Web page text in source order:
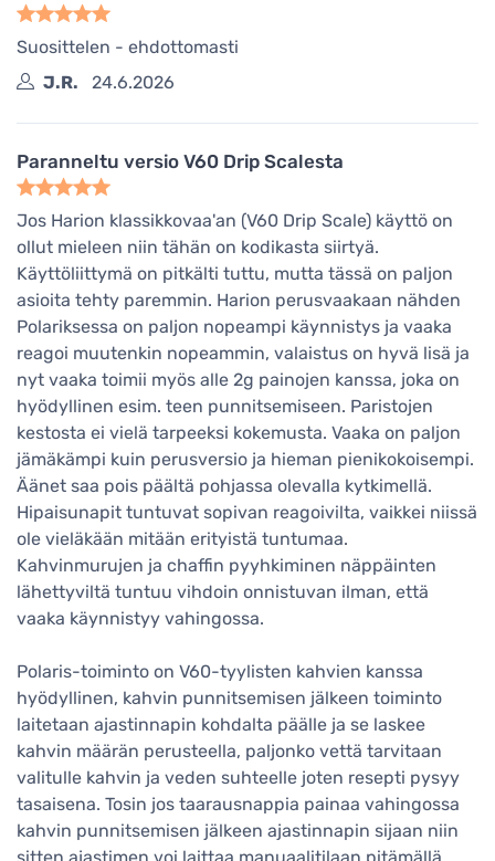
Suosittelen - ehdottomasti
J.R.
24.6.2026
Paranneltu versio V60 Drip Scalesta
Jos Harion klassikkovaa'an (V60 Drip Scale) käyttö on
ollut mieleen niin tähän on kodikasta siirtyä.
Käyttöliittymä on pitkälti tuttu, mutta tässä on paljon
asioita tehty paremmin. Harion perusvaakaan nähden
Polariksessa on paljon nopeampi käynnistys ja vaaka
reagoi muutenkin nopeammin, valaistus on hyvä lisä ja
nyt vaaka toimii myös alle 2g painojen kanssa, joka on
hyödyllinen esim. teen punnitsemiseen. Paristojen
kestosta ei vielä tarpeeksi kokemusta. Vaaka on paljon
jämäkämpi kuin perusversio ja hieman pienikokoisempi.
Äänet saa pois päältä pohjassa olevalla kytkimellä.
Hipaisunapit tuntuvat sopivan reagoivilta, vaikkei niissä
ole vieläkään mitään erityistä tuntumaa.
Kahvinmurujen ja chaffin pyyhkiminen näppäinten
lähettyviltä tuntuu vihdoin onnistuvan ilman, että
vaaka käynnistyy vahingossa.
Polaris-toiminto on V60-tyylisten kahvien kanssa
hyödyllinen, kahvin punnitsemisen jälkeen toiminto
laitetaan ajastinnapin kohdalta päälle ja se laskee
kahvin määrän perusteella, paljonko vettä tarvitaan
valitulle kahvin ja veden suhteelle joten resepti pysyy
tasaisena. Tosin jos taarausnappia painaa vahingossa
kahvin punnitsemisen jälkeen ajastinnapin sijaan niin